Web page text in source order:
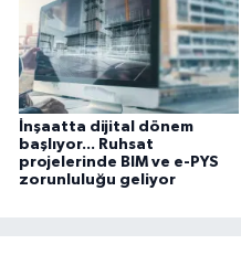
İnşaatta dijital dönem
başlıyor... Ruhsat
projelerinde BIM ve e-PYS
zorunluluğu geliyor